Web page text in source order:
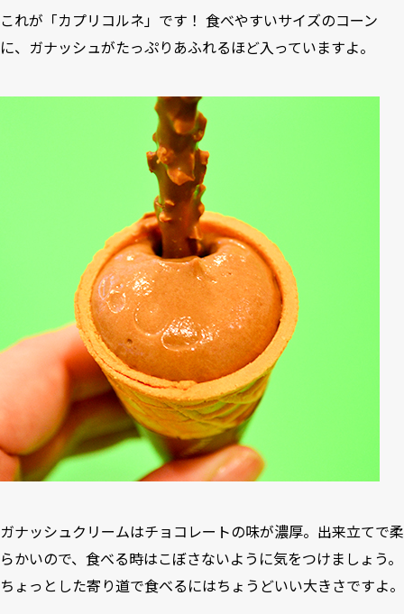
これが「カプリコルネ」です！ 食べやすいサイズのコーン
に、ガナッシュがたっぷりあふれるほど入っていますよ。
ガナッシュクリームはチョコレートの味が濃厚。出来立てで柔
らかいので、食べる時はこぼさないように気をつけましょう。
ちょっとした寄り道で食べるにはちょうどいい大きさですよ。